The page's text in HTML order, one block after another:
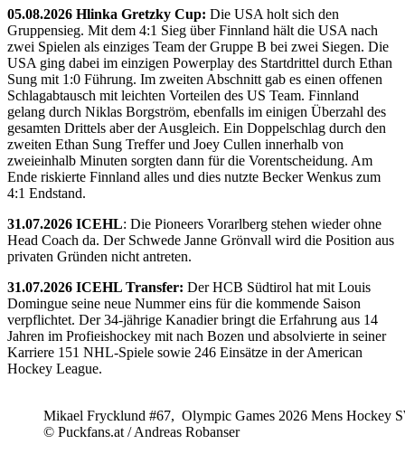
05.08.2026 Hlinka Gretzky Cup: Die USA holt sich den
Gruppensieg. Mit dem 4:1 Sieg über Finnland hält die USA nach
zwei Spielen als einziges Team der Gruppe B bei zwei Siegen. Die
USA ging dabei im einzigen Powerplay des Startdrittel durch Ethan
Sung mit 1:0 Führung. Im zweiten Abschnitt gab es einen offenen
Schlagabtausch mit leichten Vorteilen des US Team. Finnland
gelang durch Niklas Borgström, ebenfalls im einigen Überzahl des
gesamten Drittels aber der Ausgleich. Ein Doppelschlag durch den
zweiten Ethan Sung Treffer und Joey Cullen innerhalb von
zweieinhalb Minuten sorgten dann für die Vorentscheidung. Am
Ende riskierte Finnland alles und dies nutzte Becker Wenkus zum
4:1 Endstand.
31.07.2026 ICEHL: Die Pioneers Vorarlberg stehen wieder ohne
Head Coach da. Der Schwede Janne Grönvall wird die Position aus
privaten Gründen nicht antreten.
31.07.2026 ICEHL Transfer: Der HCB Südtirol hat mit Louis
Domingue seine neue Nummer eins für die kommende Saison
verpflichtet. Der 34-jährige Kanadier bringt die Erfahrung aus 14
Jahren im Profieishockey mit nach Bozen und absolvierte in seiner
Karriere 151 NHL-Spiele sowie 246 Einsätze in der American
Hockey League.
Mikael Frycklund #67, Olympic Games 2026 Mens Hockey
© Puckfans.at / Andreas Robanser